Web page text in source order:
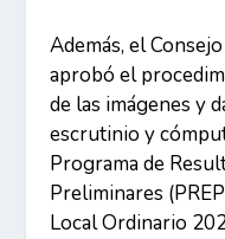
Además, el
aprobó el
de las imágenes y
escrutinio y
Programa de
Preliminares
Local Ordinario